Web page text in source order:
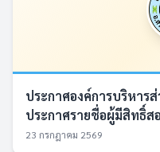
ประกาศองค์การบริหาร
ประกาศรายชื่อผู้มีสิทธิ์ส
23 กรกฎาคม 2569